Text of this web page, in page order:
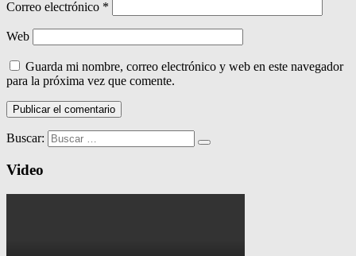
Correo electrónico *
Web
Guarda mi nombre, correo electrónico y web en este navegador
para la próxima vez que comente.
Buscar:
Video